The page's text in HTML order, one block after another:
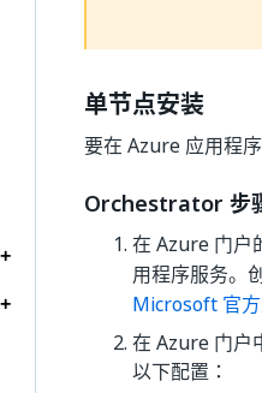
单节点安装
要在 Azure 应用程
Orchestrator 步
在 Azure 门户
用程序服务。
Microsoft 官
在 Azure 门户
以下配置：